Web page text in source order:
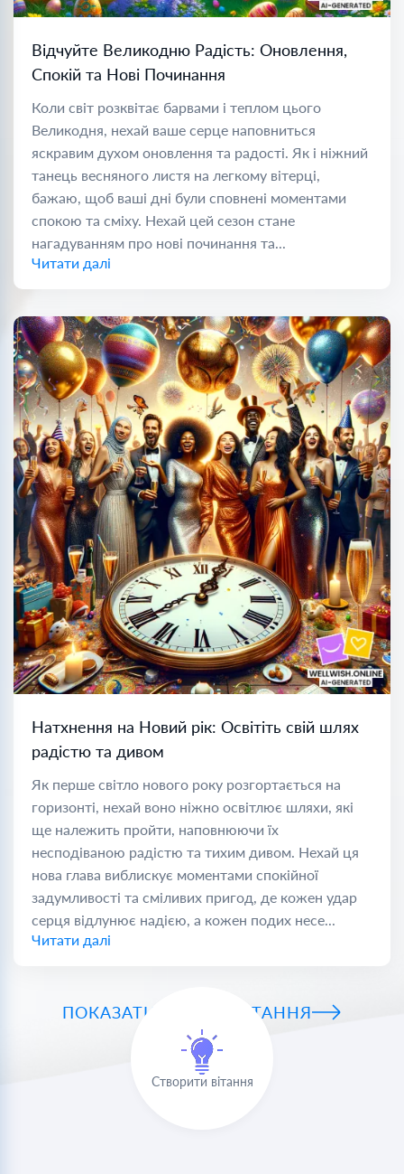
Відчуйте Великодню Радість: Оновлення,
Спокій та Нові Починання
Коли світ розквітає барвами і теплом цього
Великодня, нехай ваше серце наповниться
яскравим духом оновлення та радості. Як і ніжний
танець весняного листя на легкому вітерці,
бажаю, щоб ваші дні були сповнені моментами
спокою та сміху. Нехай цей сезон стане
нагадуванням про нові починання та...
Читати далі
Натхнення на Новий рік: Освітіть свій шлях
радістю та дивом
Як перше світло нового року розгортається на
горизонті, нехай воно ніжно освітлює шляхи, які
ще належить пройти, наповнюючи їх
несподіваною радістю та тихим дивом. Нехай ця
нова глава виблискує моментами спокійної
задумливості та сміливих пригод, де кожен удар
серця відлунює надією, а кожен подих несе...
Читати далі
ПОКАЗАТИ ВСІ ПРИВІТАННЯ
Створити вітання